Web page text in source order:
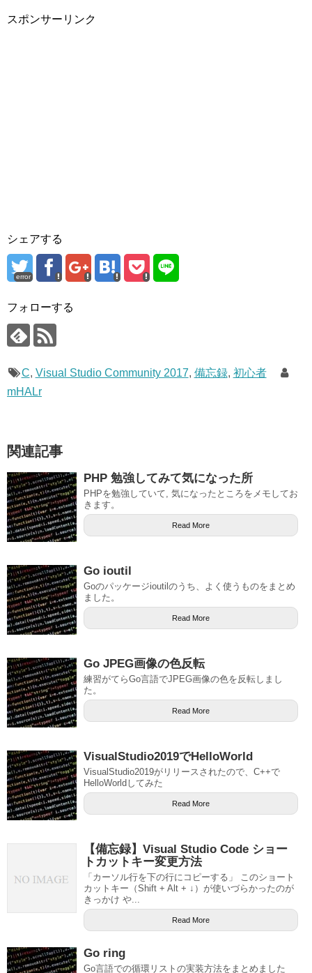
スポンサーリンク
シェアする
error
フォローする
C, Visual Studio Community 2017, 備忘録, 初心者
mHALr
関連記事
PHP 勉強してみて気になった所
PHPを勉強していて, 気になったところをメモしてお
きます。
Read More
Go ioutil
Goのパッケージioutilのうち、よく使うものをまとめ
ました。
Read More
Go JPEG画像の色反転
練習がてらGo言語でJPEG画像の色を反転しまし
た。
Read More
VisualStudio2019でHelloWorld
VisualStudio2019がリリースされたので、C++で
HelloWorldしてみた
Read More
【備忘録】Visual Studio Code ショー
トカットキー変更方法
「カーソル行を下の行にコピーする」 このショート
カットキー（Shift + Alt + ↓）が使いづらかったのが
きっかけ や...
Read More
Go ring
Go言語での循環リストの実装方法をまとめました